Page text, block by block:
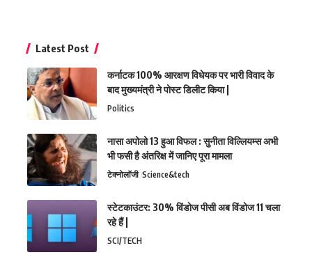
Latest Post
कर्नाटक 100% आरक्षण विधेयक पर भारी विवाद के
बाद मुख्यमंत्री ने पोस्ट डिलीट किया |
Politics
नासा अपोलो 13 हुआ विफल : सुनीता विल्लियम्स अभी
भी फसी है अंतरिक्ष में जानिए पूरा मामला
टेक्नोलॉजी Science&tech
स्टेटकाउंटर: 30% विंडोज पीसी अब विंडोज 11 चला
रहे हैं |
SCI/TECH